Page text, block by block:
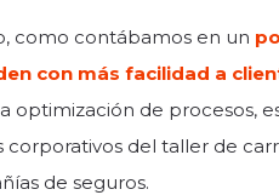
como contábamos en un
con más facilidad a
optimización de procesos,
corporativos del taller de
de seguros.